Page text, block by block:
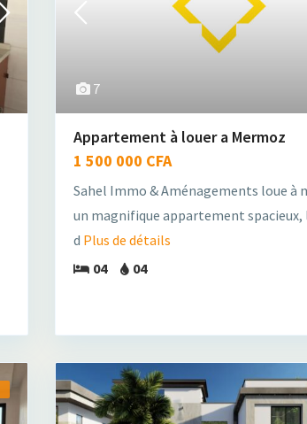
7
Appartement à louer a Mermoz
1 500 000 CFA
Sahel Immo & Aménagements loue à
un magnifique appartement spacieux,
d Plus de détails
04
04